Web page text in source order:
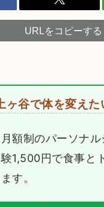
URLをコピーする
ヶ谷で体を変えた
額制のパーソナ
1,500円で食事と
す。